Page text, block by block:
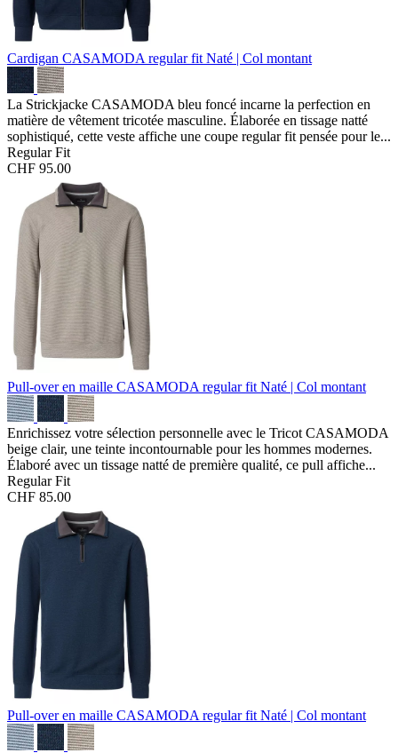
Cardigan CASAMODA regular fitNaté | Col montant
La Strickjacke CASAMODA bleu foncé incarne la perfection en
matière de vêtement tricotée masculine. Élaborée en tissage natté
sophistiqué, cette veste affiche une coupe regular fit pensée pour le...
Regular Fit
CHF 95.00
Pull-over en maille CASAMODA regular fitNaté | Col montant
Enrichissez votre sélection personnelle avec le Tricot CASAMODA
beige clair, une teinte incontournable pour les hommes modernes.
Élaboré avec un tissage natté de première qualité, ce pull affiche...
Regular Fit
CHF 85.00
Pull-over en maille CASAMODA regular fitNaté | Col montant